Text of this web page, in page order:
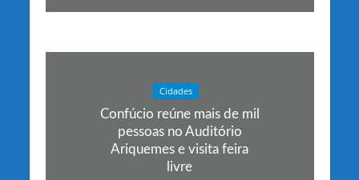
Cidades
Confúcio reúne mais de mil
pessoas no Auditório
Ariquemes e visita feira
livre